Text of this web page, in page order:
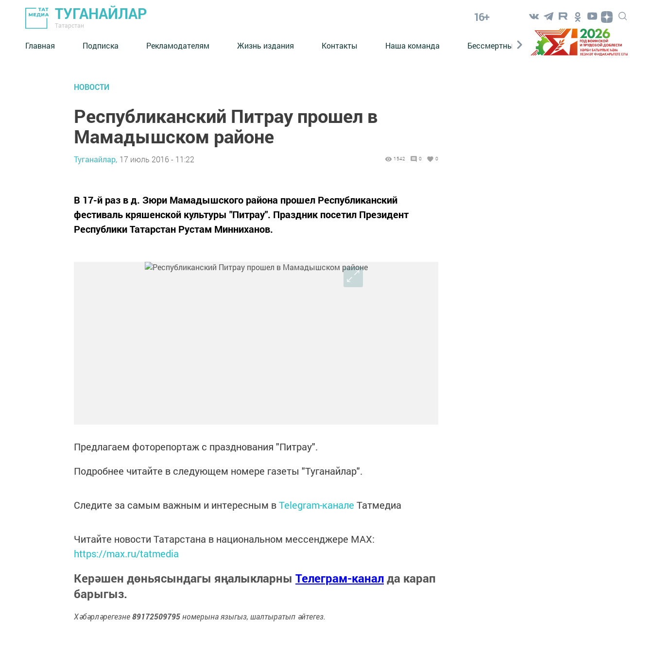
ТУГАНАЙЛАР
Татарстан
16+
Главная Подписка Рекламодателям Жизнь издания Контакты Наша команда Бессмертный полк. Кряшены
НОВОСТИ
Республиканский Питрау прошел в
Мамадышском районе
Туганайлар, 17 июль 2016 - 11:22 1542 0 0
В 17-й раз в д. Зюри Мамадышского района прошел Республиканский
фестиваль кряшенской культуры "Питрау". Праздник посетил Президент
Республики Татарстан Рустам Минниханов.
Предлагаем фоторепортаж с празднования "Питрау".
Подробнее читайте в следующем номере газеты "Туганайлар".
Следите за самым важным и интересным вTelegram-канале Татмедиа
Читайте новости Татарстана в национальном мессенджере MАХ:
https://max.ru/tatmedia
Керәшен дөньясындагы яңалыкларны Телеграм-каналда карап
барыгыз.
Хәбәрләрегезне89172509795номерына языгыз, шалтыратып әйтегез.